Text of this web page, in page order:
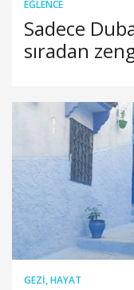
EĞLENCE
Sadece
sıradan
GEZI,HAYAT